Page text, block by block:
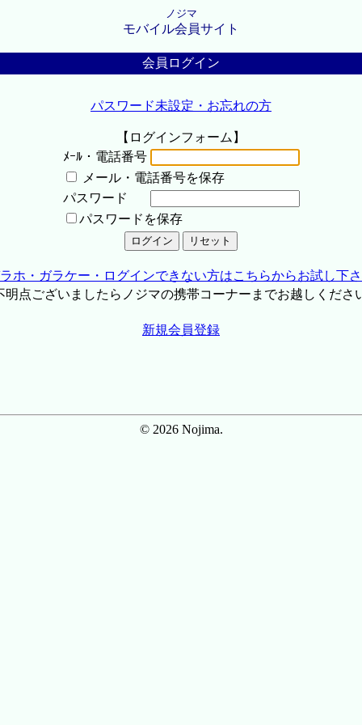
ノジマ
モバイル会員サイト
会員ログイン
パスワード未設定・お忘れの方
【ログインフォーム】
ﾒｰﾙ・電話番号
メール・電話番号を保存
パスワード
パスワードを保存
ホ・ガラケー・ログインできない方はこちらからお試し下
点ございましたらノジマの携帯コーナーまでお越しくださ
新規会員登録
© 2026 Nojima.